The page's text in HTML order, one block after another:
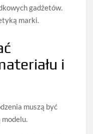
gadżetów.
marki.
i
muszą być